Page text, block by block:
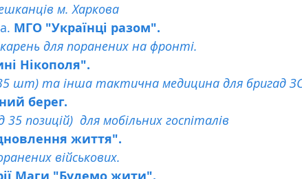
м. Харкова
МГО "Українці разом".
для поранених на фронті.
Нікополя".
шт) та інша тактична медицина для бригад
берег.
позицій)  для мобільних госпіталів
життя".
військових.